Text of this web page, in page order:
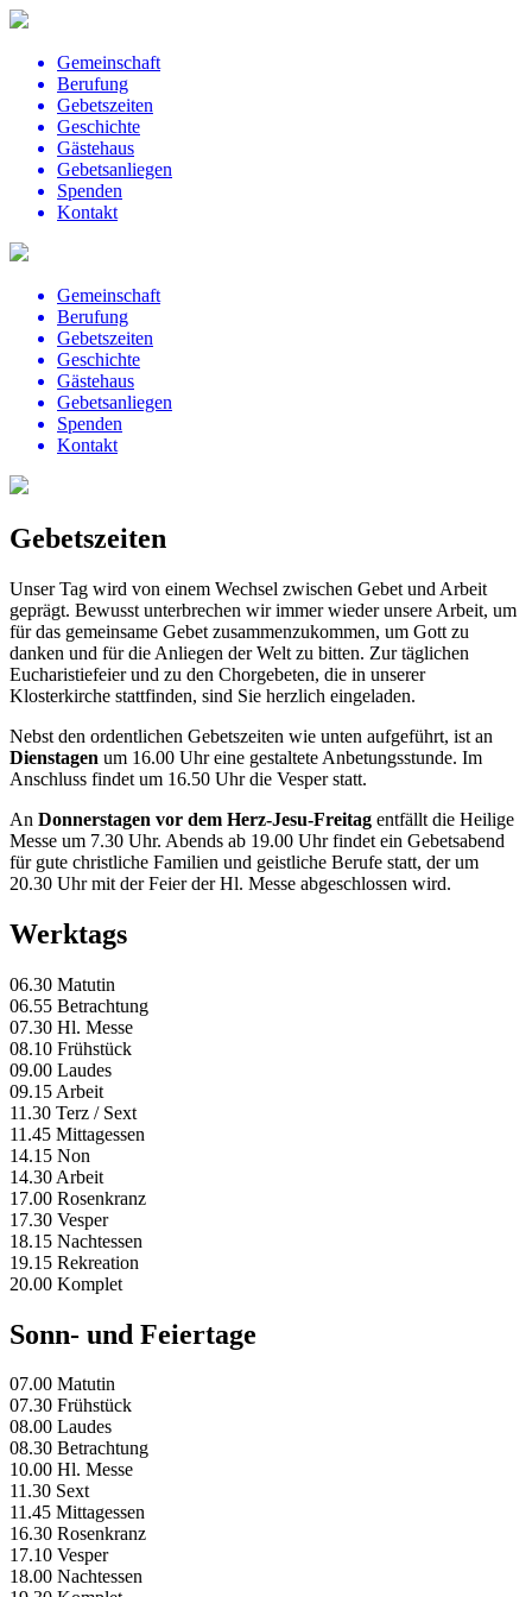
Gemeinschaft
Berufung
Gebetszeiten
Geschichte
Gästehaus
Gebetsanliegen
Spenden
Kontakt
Gemeinschaft
Berufung
Gebetszeiten
Geschichte
Gästehaus
Gebetsanliegen
Spenden
Kontakt
Gebetszeiten
Unser Tag wird von einem Wechsel zwischen Gebet und Arbeit
geprägt. Bewusst unterbrechen wir immer wieder unsere Arbeit, um
für das gemeinsame Gebet zusammenzukommen, um Gott zu
danken und für die Anliegen der Welt zu bitten. Zur täglichen
Eucharistiefeier und zu den Chorgebeten, die in unserer
Klosterkirche stattfinden, sind Sie herzlich eingeladen.
Nebst den ordentlichen Gebetszeiten wie unten aufgeführt, ist an
Dienstagen um 16.00 Uhr eine gestaltete Anbetungsstunde. Im
Anschluss findet um 16.50 Uhr die Vesper statt.
An Donnerstagen vor dem Herz-Jesu-Freitag entfällt die Heilige
Messe um 7.30 Uhr. Abends ab 19.00 Uhr findet ein Gebetsabend
für gute christliche Familien und geistliche Berufe statt, der um
20.30 Uhr mit der Feier der Hl. Messe abgeschlossen wird.
Werktags
06.30 Matutin
06.55 Betrachtung
07.30 Hl. Messe
08.10 Frühstück
09.00 Laudes
09.15 Arbeit
11.30 Terz / Sext
11.45 Mittagessen
14.15 Non
14.30 Arbeit
17.00 Rosenkranz
17.30 Vesper
18.15 Nachtessen
19.15 Rekreation
20.00 Komplet
Sonn- und Feiertage
07.00 Matutin
07.30 Frühstück
08.00 Laudes
08.30 Betrachtung
10.00 Hl. Messe
11.30 Sext
11.45 Mittagessen
16.30 Rosenkranz
17.10 Vesper
18.00 Nachtessen